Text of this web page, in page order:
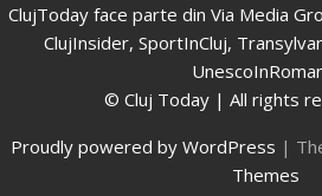
ClujToday face parte din Via Media
ClujInsider, SportInCluj,
© Cluj Today | All rights
Proudly powered by WordPress |
Themes